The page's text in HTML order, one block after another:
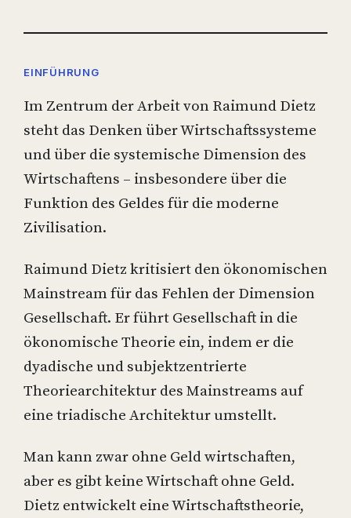
EINFÜHRUNG
Im Zentrum der Arbeit von Raimund Dietz
steht das Denken über Wirtschaftssysteme
und über die systemische Dimension des
Wirtschaftens – insbesondere über die
Funktion des Geldes für die moderne
Zivilisation.
Raimund Dietz kritisiert den ökonomischen
Mainstream für das Fehlen der Dimension
Gesellschaft. Er führt Gesellschaft in die
ökonomische Theorie ein, indem er die
dyadische und subjektzentrierte
Theoriearchitektur des Mainstreams auf
eine triadische Architektur umstellt.
Man kann zwar ohne Geld wirtschaften,
aber es gibt keine Wirtschaft ohne Geld.
Dietz entwickelt eine Wirtschaftstheorie,